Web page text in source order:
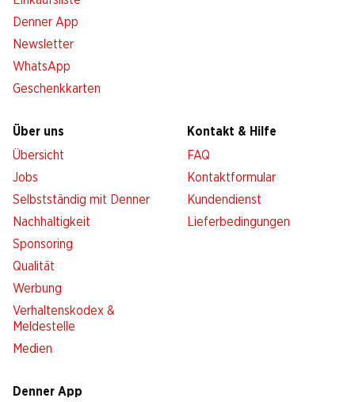
Denner App
Newsletter
WhatsApp
Geschenkkarten
Über uns
Übersicht
Jobs
Selbstständig mit Denner
Nachhaltigkeit
Sponsoring
Qualität
Werbung
Verhaltenskodex &
Meldestelle
Medien
Kontakt & Hilfe
FAQ
Kontaktformular
Kundendienst
Lieferbedingungen
Denner App